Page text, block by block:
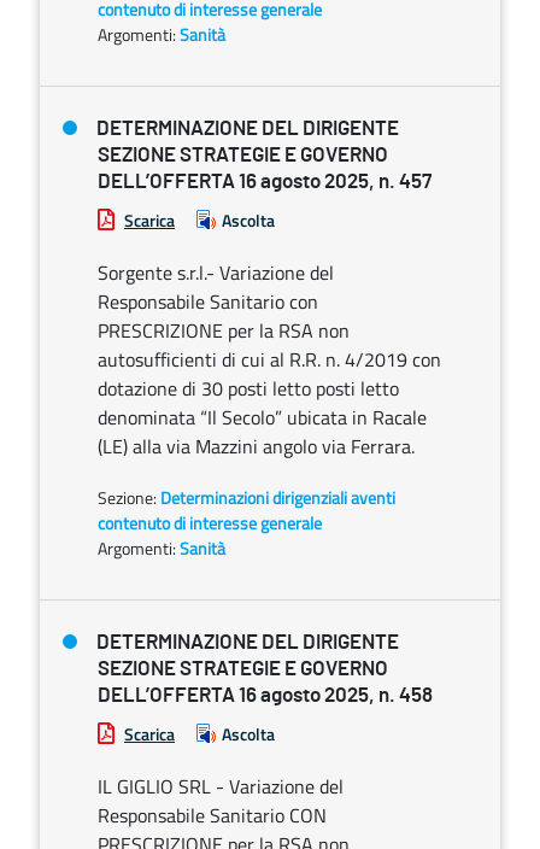
contenuto di interesse generale
Argomenti:Sanità
DETERMINAZIONE DEL DIRIGENTE
SEZIONE STRATEGIE E GOVERNO
DELL’OFFERTA 16 agosto 2025, n. 457
Scarica Ascolta
Sorgente s.r.l.- Variazione del
Responsabile Sanitario con
PRESCRIZIONE per la RSA non
autosufficienti di cui al R.R. n. 4/2019 con
dotazione di 30 posti letto posti letto
denominata “Il Secolo” ubicata in Racale
(LE) alla via Mazzini angolo via Ferrara.
Sezione: Determinazioni dirigenziali aventi
contenuto di interesse generale
Argomenti:Sanità
DETERMINAZIONE DEL DIRIGENTE
SEZIONE STRATEGIE E GOVERNO
DELL’OFFERTA 16 agosto 2025, n. 458
Scarica Ascolta
IL GIGLIO SRL - Variazione del
Responsabile Sanitario CON